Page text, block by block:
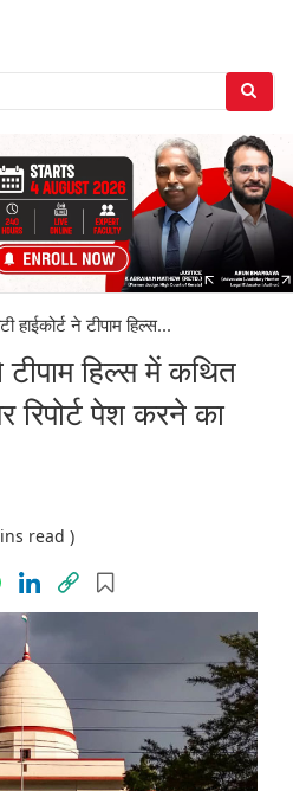
हाईकोर्ट ने टीपाम हिल्स...
टीपाम हिल्स में कथित
पेश करने का
read )